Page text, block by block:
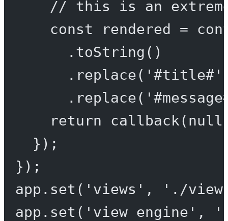
// this is an
const
rendered =
. toString ()
. replace( '#title#'
. replace(
return
callback( null
});
});
app. set ( 'views' ,
'./
app. set ( 'view engine' ,